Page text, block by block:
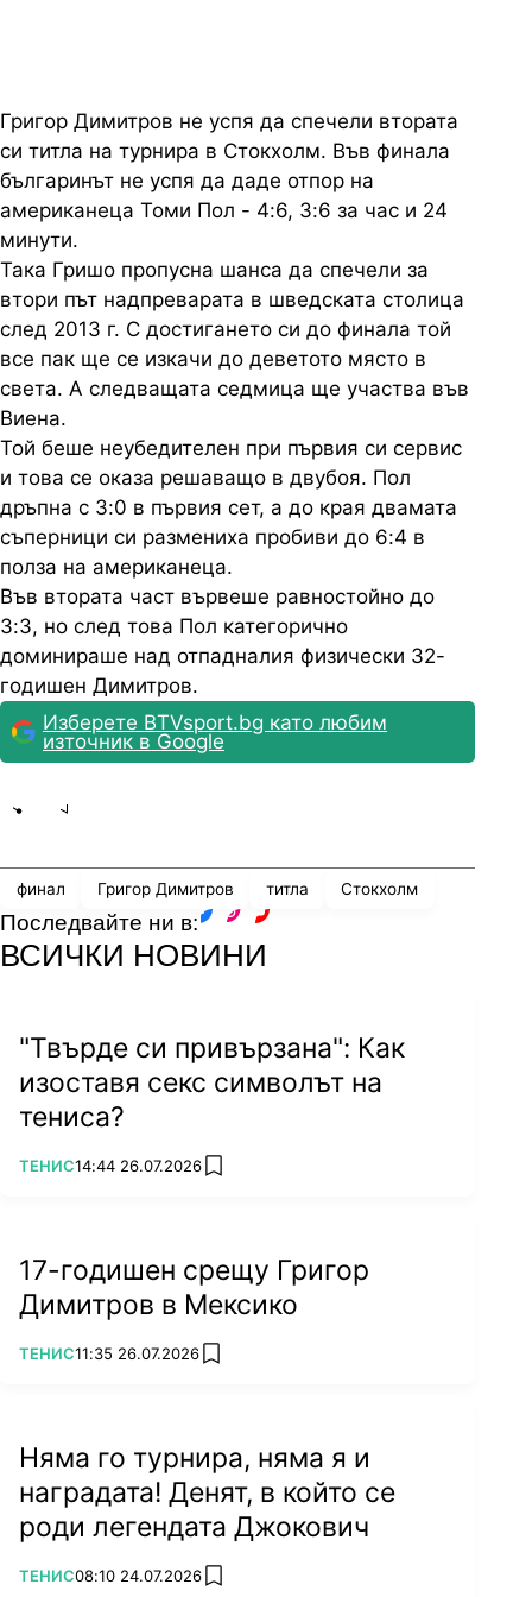
Григор Димитров не успя да спечели втората
си титла на турнира в Стокхолм. Във финала
българинът не успя да даде отпор на
американеца Томи Пол - 4:6, 3:6 за час и 24
минути.
Така Гришо пропусна шанса да спечели за
втори път надпреварата в шведската столица
след 2013 г. С достигането си до финала той
все пак ще се изкачи до деветото място в
света. А следващата седмица ще участва във
Виена.
Той беше неубедителен при първия си сервис
и това се оказа решаващо в двубоя. Пол
дръпна с 3:0 в първия сет, а до края двамата
съперници си размениха пробиви до 6:4 в
полза на американеца.
Във втората част вървеше равностойно до
3:3, но след това Пол категорично
доминираше над отпадналия физически 32-
годишен Димитров.
Изберете BTVsport.bg като любим
източник в Google
финал Григор Димитров титла Стокхолм
Последвайте ни в:
ВСИЧКИ НОВИНИ
"Твърде си привързана": Как
изоставя секс символът на
тениса?
ПОВЕЧЕ ОТ
ТЕНИС14:44 26.07.2026 add favorites
17-годишен срещу Григор
Димитров в Мексико
ПОВЕЧЕ ОТ
ТЕНИС11:35 26.07.2026 add favorites
Няма го турнира, няма я и
наградата! Денят, в който се
роди легендата Джокович
ПОВЕЧЕ ОТ
ТЕНИС08:10 24.07.2026 add favorites